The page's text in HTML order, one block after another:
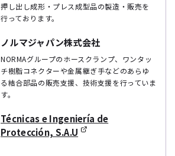
押し出し成形・プレス成型品の製造・販売を
行っております。
ノルマジャパン株式会社
NORMAグループのホースクランプ、ワンタッ
チ樹脂コネクターや金属継ぎ手などのあらゆ
る結合部品の販売支援、技術支援を行っていま
す。
Técnicas e Ingeniería de
Protección, S.A.U